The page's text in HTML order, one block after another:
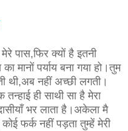
पास,फिर क्यों है इतनी
मानों पर्याय बना गया हो।तुम
थी,अब नहीं अच्छी लगती।
ही साथी सा है मेरा
भर लाता है।अकेला मै
फर्क नहीं पड़ता तुम्हें मेरी